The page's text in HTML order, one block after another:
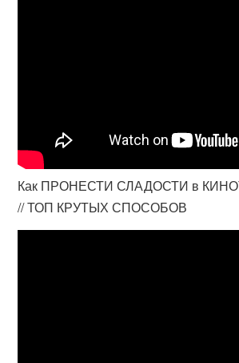
Как ПРОНЕСТИ СЛАДОСТИ в
// ТОП КРУТЫХ СПОСОБОВ